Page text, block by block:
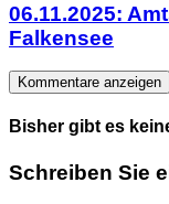
06.11.2025:
Falkensee
Kommentare anzeigen
Bisher gibt es
Schreiben Sie